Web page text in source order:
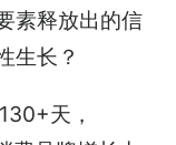
素释放出的信
生长？
天，